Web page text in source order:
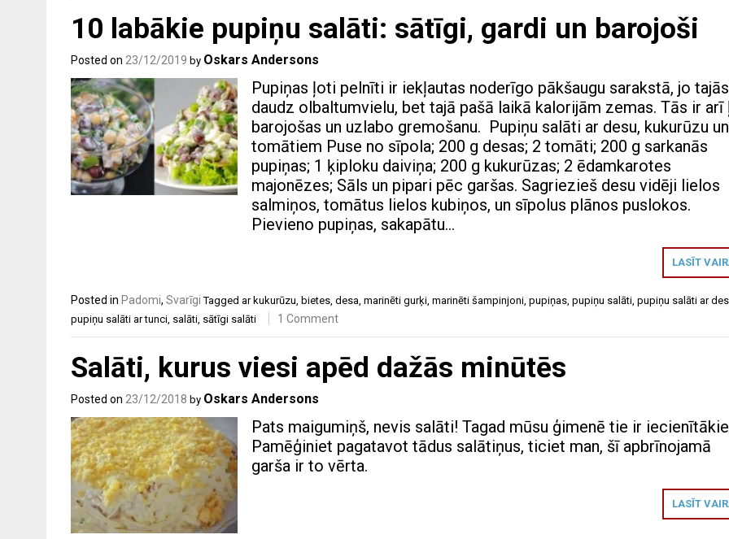
10 labākie pupiņu salāti: sātīgi, gardi un barojoši
Posted on 23/12/2019 by Oskars Andersons
Pupiņas ļoti pelnīti ir iekļautas noderīgo pākšaugu sarakstā, jo
daudz olbaltumvielu, bet tajā pašā laikā kalorijām zemas. Tās ir arī
barojošas un uzlabo gremošanu. Pupiņu salāti ar desu, kukurūzu un
tomātiem Puse no sīpola; 200 g desas; 2 tomāti; 200 g sarkanās
pupiņas; 1 ķiploku daiviņa; 200 g kukurūzas; 2 ēdamkarotes
majonēzes; Sāls un pipari pēc garšas. Sagriezieš desu vidēji lielos
salmiņos, tomātus lielos kubiņos, un sīpolus plānos puslokos.
Pievieno pupiņas, sakapātu…
LASĪT
Posted in Padomi, Svarīgi Tagged ar kukurūzu, bietes, desa, marinēti gurķi, marinēti šampinjoni, pupiņas, pupiņu salāti, pupiņu salāti ar
pupiņu salāti ar tunci, salāti, sātīgi salāti 1 Comment
Salāti, kurus viesi apēd dažās minūtēs
Posted on 23/12/2018 by Oskars Andersons
Pats maigumiņš, nevis salāti! Tagad mūsu ģimenē tie ir
Pamēģiniet pagatavot tādus salātiņus, ticiet man, šī apbrīnojamā
garša ir to vērta.
LASĪT